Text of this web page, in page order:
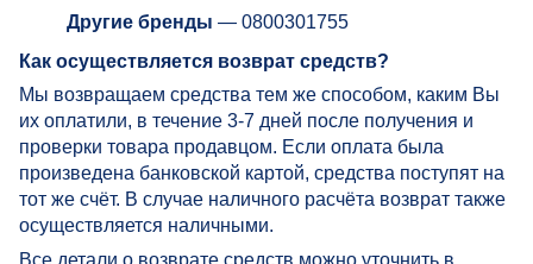
Другие бренды — 0800301755
Как осуществляется возврат средств?
Мы возвращаем средства тем же способом, каким Вы
их оплатили, в течение 3-7 дней после получения и
проверки товара продавцом. Если оплата была
произведена банковской картой, средства поступят на
тот же счёт. В случае наличного расчёта возврат также
осуществляется наличными.